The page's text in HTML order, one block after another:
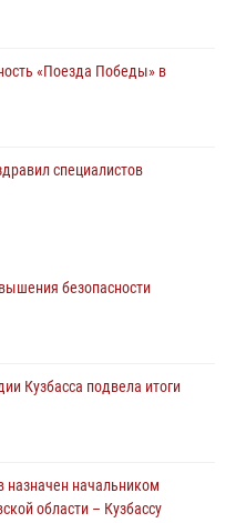
«Поезда Победы» в
специалистов
новый федеральный закон о
виновника причинения
имущество
безопасности
Кузбасса подвела итоги
назначен начальником
области – Кузбассу